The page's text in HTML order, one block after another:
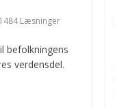
1484 Læsninger
befolkningens
verdensdel.